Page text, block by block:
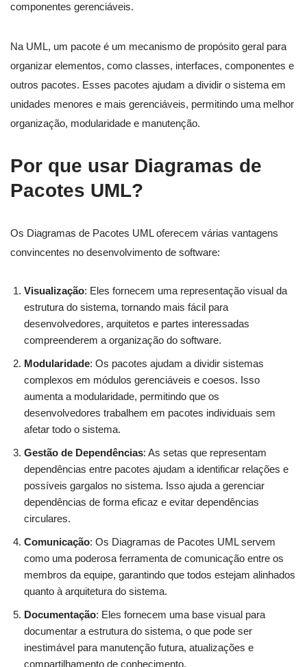
componentes gerenciáveis.
Na UML, um pacote é um mecanismo de propósito geral para
organizar elementos, como classes, interfaces, componentes e
outros pacotes. Esses pacotes ajudam a dividir o sistema em
unidades menores e mais gerenciáveis, permitindo uma melhor
organização, modularidade e manutenção.
Por que usar Diagramas de
Pacotes UML?
Os Diagramas de Pacotes UML oferecem várias vantagens
convincentes no desenvolvimento de software:
Visualização: Eles fornecem uma representação visual da
estrutura do sistema, tornando mais fácil para
desenvolvedores, arquitetos e partes interessadas
compreenderem a organização do software.
Modularidade: Os pacotes ajudam a dividir sistemas
complexos em módulos gerenciáveis e coesos. Isso
aumenta a modularidade, permitindo que os
desenvolvedores trabalhem em pacotes individuais sem
afetar todo o sistema.
Gestão de Dependências: As setas que representam
dependências entre pacotes ajudam a identificar relações e
possíveis gargalos no sistema. Isso ajuda a gerenciar
dependências de forma eficaz e evitar dependências
circulares.
Comunicação: Os Diagramas de Pacotes UML servem
como uma poderosa ferramenta de comunicação entre os
membros da equipe, garantindo que todos estejam alinhados
quanto à arquitetura do sistema.
Documentação: Eles fornecem uma base visual para
documentar a estrutura do sistema, o que pode ser
inestimável para manutenção futura, atualizações e
compartilhamento de conhecimento.